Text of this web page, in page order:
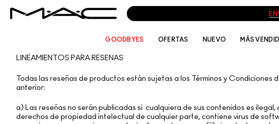
GOODBYES OFERTAS NUEVO MÁS
LINEAMIENTOS PARA RESEÑAS
Todas las reseñas de productos están sujetas a los Términos y Condiciones
anterior:
a) Las reseñas no serán publicadas si cualquiera de sus contenidos es
derechos de propiedad intelectual de cualquier parte, contiene virus de